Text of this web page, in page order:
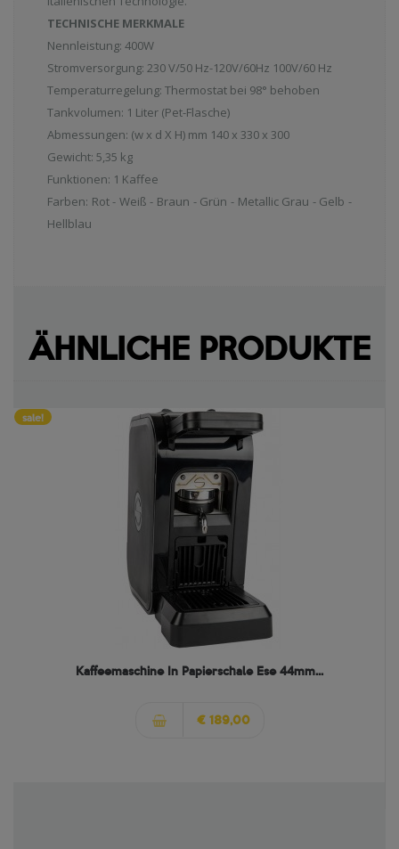
TECHNISCHE MERKMALE
Nennleistung: 400W
Stromversorgung: 230 V/50 Hz-120V/60Hz 100V/60 Hz
Temperaturregelung: Thermostat bei 98° behoben
Tankvolumen: 1 Liter (Pet-Flasche)
Abmessungen: (w x d X H) mm 140 x 330 x 300
Gewicht: 5,35 kg
Funktionen: 1 Kaffee
Farben: Rot - Weiß - Braun - Grün - Metallic Grau - Gelb -
Hellblau
ÄHNLICHE PRODUKTE
sale!
Kaffeemaschine In Papierschale Ese 44mm...
€ 189,00